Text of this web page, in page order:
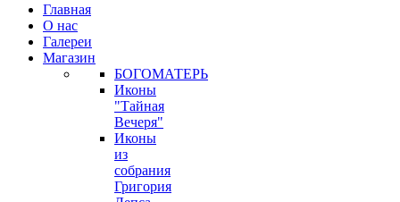
Главная
О нас
Галереи
Магазин
БОГОМАТЕРЬ
Иконы
"Тайная
Вечеря"
Иконы
из
собрания
Григория